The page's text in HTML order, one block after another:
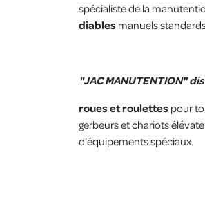
spécialiste de la
diables manuels
"JAC MANUTENTION"
roues et roulettes pour
gerbeurs et chariots
d'équipements spéciaux.